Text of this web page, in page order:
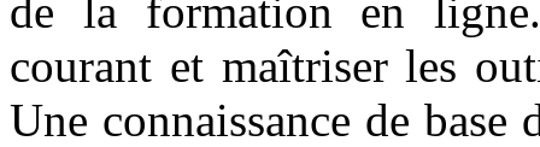
de la formation en
courant et maîtriser les
Une connaissance de base